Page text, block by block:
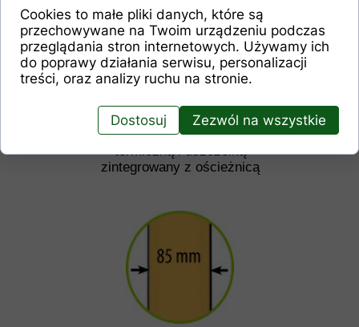
Ciepły próg aluminiowy z przekładką
termiczną i uszczelką
zintegrowany z ościeżnicą
Cookies to małe pliki danych, które są
przechowywane na Twoim urządzeniu podczas
przeglądania stron internetowych. Używamy ich
do poprawy działania serwisu, personalizacji
treści, oraz analizy ruchu na stronie.
Dostosuj Zezwól na wszystkie